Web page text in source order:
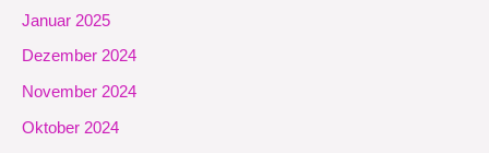
Januar 2025
Dezember 2024
November 2024
Oktober 2024